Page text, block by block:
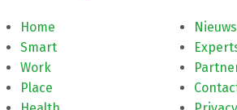
Home
Smart
Work
Place
Nieuws